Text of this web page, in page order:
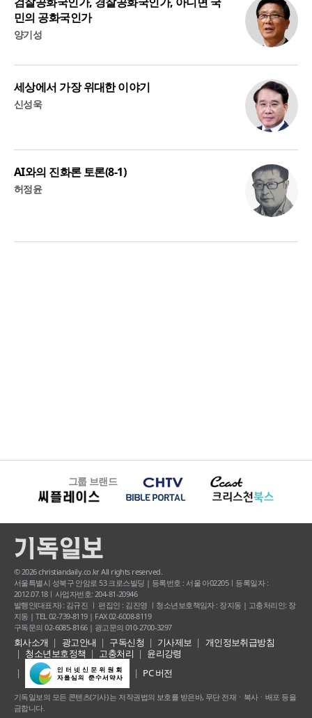
민의 공화국인가
양기성
세상에서 가장 위대한 이야기
신성욱
AI와의 진화론 토론(8-1)
허정윤
그룹 브랜드
© 2026 christiandaily.co.kr All rights reserved.
서울특별시 성북구 안암로 53 크로스빌딩 | 등록번호 : 서울 아02205ㅣ등록일자 :
2012.07.18ㅣ사업자번호: 204-81-20946
발행인(대표자) : 김규진 ㅣ 편집인 : 김진영 ㅣ청소년보호책임자 : 장지동 | 고충처리인: 장
지동 | TEL 02-739-8119 | FAX 02-6008-8119
구독문의 02-6085-8166 | 광고문의 010-2700-3297
회사소개 광고안내 구독신청 기사제보
개인정보취급방침
청소년보호정책
고충처리
윤리강령
PC 버전
기독일보의 모든 콘텐츠(기사) 는 저작권법의 보호를 받은바, 무단 전재ㆍ복사ㆍ배포 등을
금합니다.